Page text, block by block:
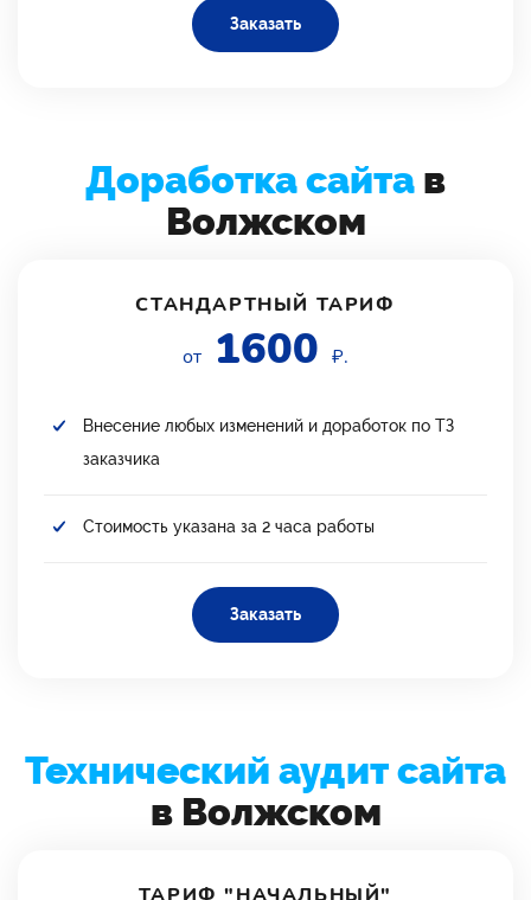
Заказать
Доработка сайта в
Волжском
СТАНДАРТНЫЙ ТАРИФ
от 1600 ₽.
Внесение любых изменений и доработок по ТЗ
заказчика
Стоимость указана за 2 часа работы
Заказать
Технический аудит сайта
в Волжском